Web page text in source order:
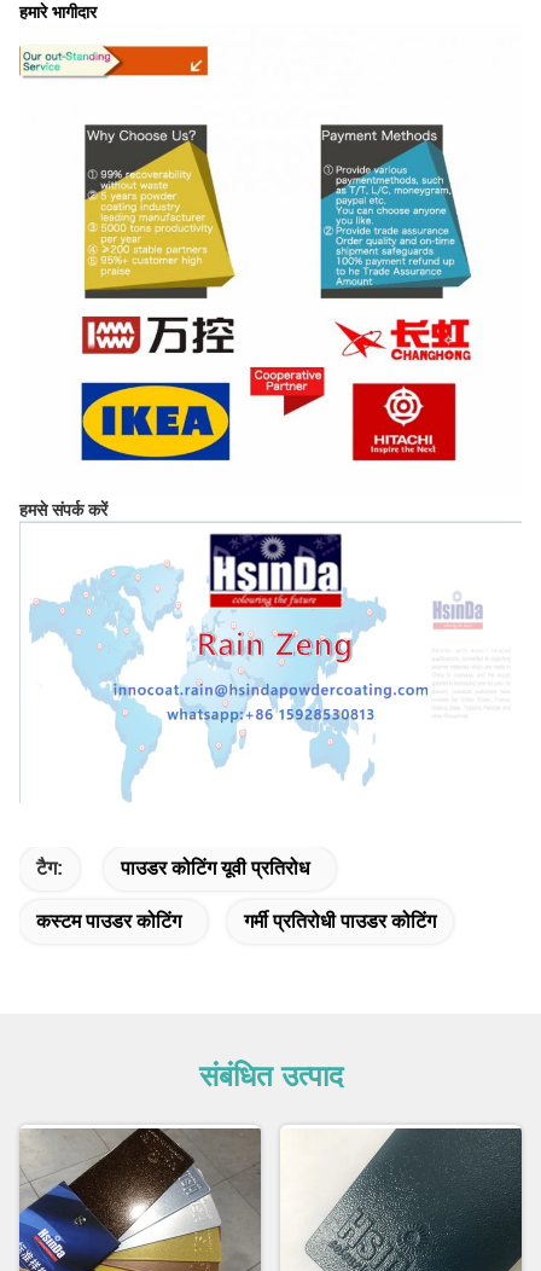
हमारे भागीदार
हमसे संपर्क करें
टैग: पाउडर कोटिंग यूवी प्रतिरोध
कस्टम पाउडर कोटिंग गर्मी प्रतिरोधी पाउडर कोटिंग
संबंधित उत्पाद